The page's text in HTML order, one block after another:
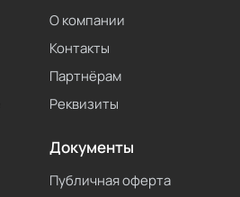
О компании
Контакты
Партнёрам
Реквизиты
Документы
Публичная оферта